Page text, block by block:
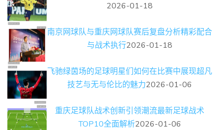
2026-01-18
南京网球队与重庆网球队赛后复盘分析精彩配合
与战术执行2026-01-18
飞驰绿茵场的足球明星们如何在比赛中展现超凡
技艺与无与伦比的魅力2026-01-06
重庆足球队战术创新引领潮流最新足球战术
TOP10全面解析2026-01-06